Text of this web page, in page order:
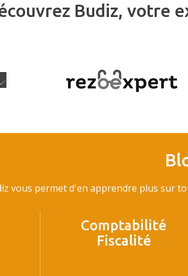
Budiz, votre
vous permet d'en apprendre plus sur
Comptabilité
Fiscalité